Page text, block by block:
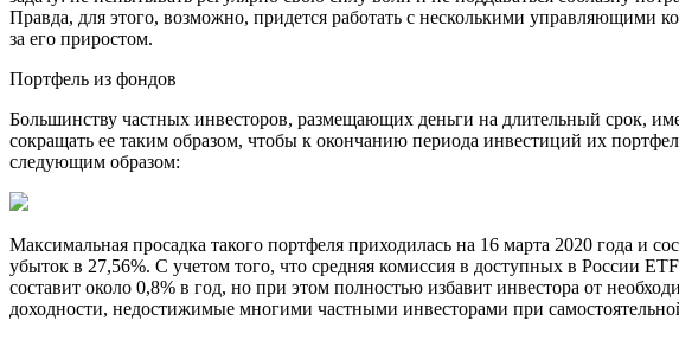
Правда, для этого, возможно, придется работать с несколькими управляющими
за его приростом.
Портфель из фондов
Большинству частных инвесторов, размещающих деньги на длительный срок,
сокращать ее таким образом, чтобы к окончанию периода инвестиций их
следующим образом:
Максимальная просадка такого портфеля приходилась на 16 марта 2020 года
убыток в 27,56%. С учетом того, что средняя комиссия в доступных в России
составит около 0,8% в год, но при этом полностью избавит инвестора от
доходности, недостижимые многими частными инвесторами при